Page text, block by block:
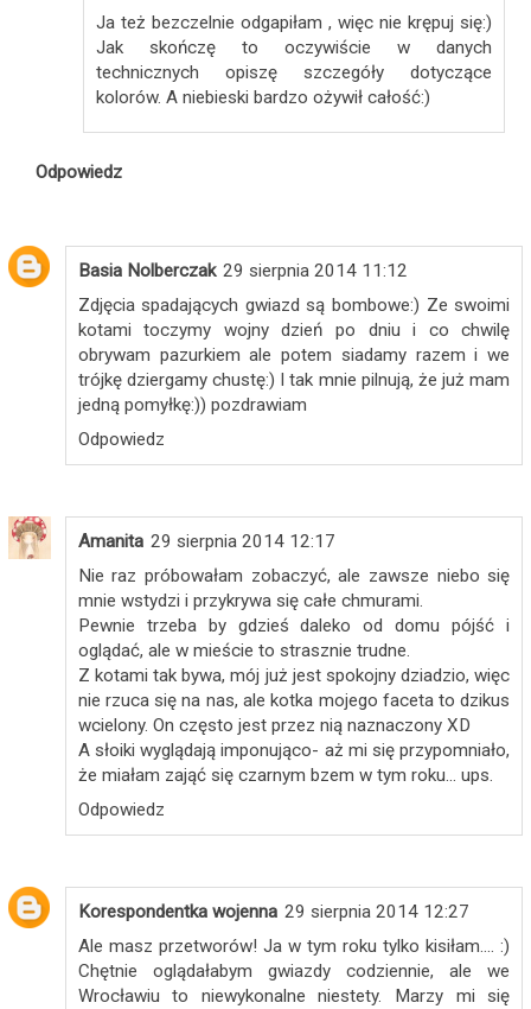
Ja też bezczelnie odgapiłam , więc nie krępuj się:)
Jak skończę to oczywiście w danych
technicznych opiszę szczegóły dotyczące
kolorów. A niebieski bardzo ożywił całość:)
Odpowiedz
Basia Nolberczak 29 sierpnia 2014 11:12
Zdjęcia spadających gwiazd są bombowe:) Ze swoimi
kotami toczymy wojny dzień po dniu i co chwilę
obrywam pazurkiem ale potem siadamy razem i we
trójkę dziergamy chustę:) I tak mnie pilnują, że już mam
jedną pomyłkę:)) pozdrawiam
Odpowiedz
Amanita 29 sierpnia 2014 12:17
Nie raz próbowałam zobaczyć, ale zawsze niebo się
mnie wstydzi i przykrywa się całe chmurami.
Pewnie trzeba by gdzieś daleko od domu pójść i
oglądać, ale w mieście to strasznie trudne.
Z kotami tak bywa, mój już jest spokojny dziadzio, więc
nie rzuca się na nas, ale kotka mojego faceta to dzikus
wcielony. On często jest przez nią naznaczony XD
A słoiki wyglądają imponująco- aż mi się przypomniało,
że miałam zająć się czarnym bzem w tym roku... ups.
Odpowiedz
Korespondentka wojenna 29 sierpnia 2014 12:27
Ale masz przetworów! Ja w tym roku tylko kisiłam.... :)
Chętnie oglądałabym gwiazdy codziennie, ale we
Wrocławiu to niewykonalne niestety. Marzy mi się